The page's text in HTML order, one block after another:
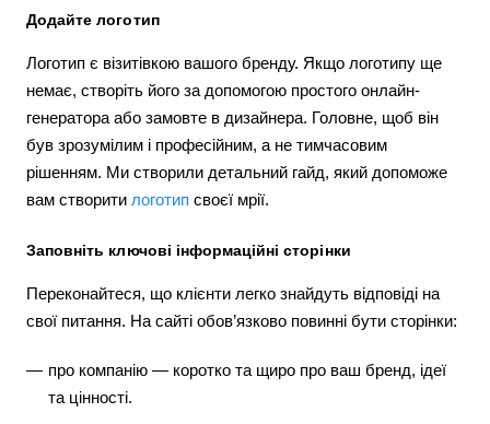
Додайте логотип
Логотип є візитівкою вашого бренду. Якщо логотипу ще
немає, створіть його за допомогою простого онлайн-
генератора або замовте в дизайнера. Головне, щоб він
був зрозумілим і професійним, а не тимчасовим
рішенням. Ми створили детальний гайд, який допоможе
вам створити логотип своєї мрії.
Заповніть ключові інформаційні сторінки
Переконайтеся, що клієнти легко знайдуть відповіді на
свої питання. На сайті обов’язково повинні бути сторінки:
про компанію — коротко та щиро про ваш бренд, ідеї
та цінності.